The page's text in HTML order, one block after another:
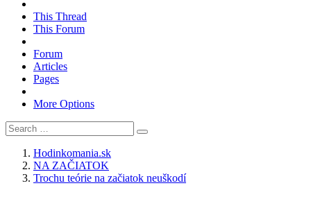
This Thread
This Forum
Forum
Articles
Pages
More Options
Hodinkomania.sk
NA ZAČIATOK
Trochu teórie na začiatok neuškodí